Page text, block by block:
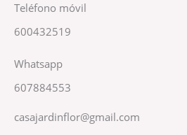
Teléfono móvil
600432519
Whatsapp
607884553
casajardinflor@gmail.com